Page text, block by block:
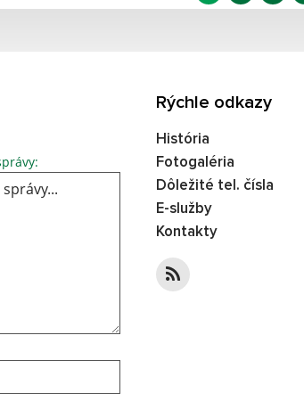
Text vašej správy...
Rýchle odkazy
História
Fotogaléria
Dôležité tel. čísla
E-služby
Kontakty